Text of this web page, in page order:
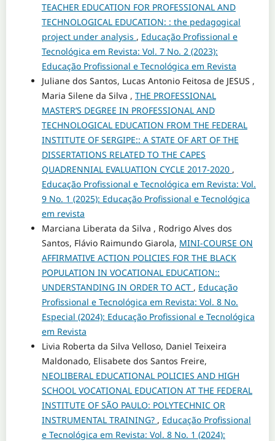
TEACHER EDUCATION FOR PROFESSIONAL AND
TECHNOLOGICAL EDUCATION: : the pedagogical
project under analysis , Educação Profissional e
Tecnológica em Revista: Vol. 7 No. 2 (2023):
Educação Profissional e Tecnológica em Revista
Juliane dos Santos, Lucas Antonio Feitosa de JESUS ,
Maria Silene da Silva , THE PROFESSIONAL
MASTER’S DEGREE IN PROFESSIONAL AND
TECHNOLOGICAL EDUCATION FROM THE FEDERAL
INSTITUTE OF SERGIPE:: A STATE OF ART OF THE
DISSERTATIONS RELATED TO THE CAPES
QUADRENNIAL EVALUATION CYCLE 2017-2020 ,
Educação Profissional e Tecnológica em Revista: Vol.
9 No. 1 (2025): Educação Profissional e Tecnológica
em revista
Marciana Liberata da Silva , Rodrigo Alves dos
Santos, Flávio Raimundo Giarola, MINI-COURSE ON
AFFIRMATIVE ACTION POLICIES FOR THE BLACK
POPULATION IN VOCATIONAL EDUCATION::
UNDERSTANDING IN ORDER TO ACT , Educação
Profissional e Tecnológica em Revista: Vol. 8 No.
Especial (2024): Educação Profissional e Tecnológica
em Revista
Livia Roberta da Silva Velloso, Daniel Teixeira
Maldonado, Elisabete dos Santos Freire,
NEOLIBERAL EDUCATIONAL POLICIES AND HIGH
SCHOOL VOCATIONAL EDUCATION AT THE FEDERAL
INSTITUTE OF SÃO PAULO: POLYTECHNIC OR
INSTRUMENTAL TRAINING? , Educação Profissional
e Tecnológica em Revista: Vol. 8 No. 1 (2024):